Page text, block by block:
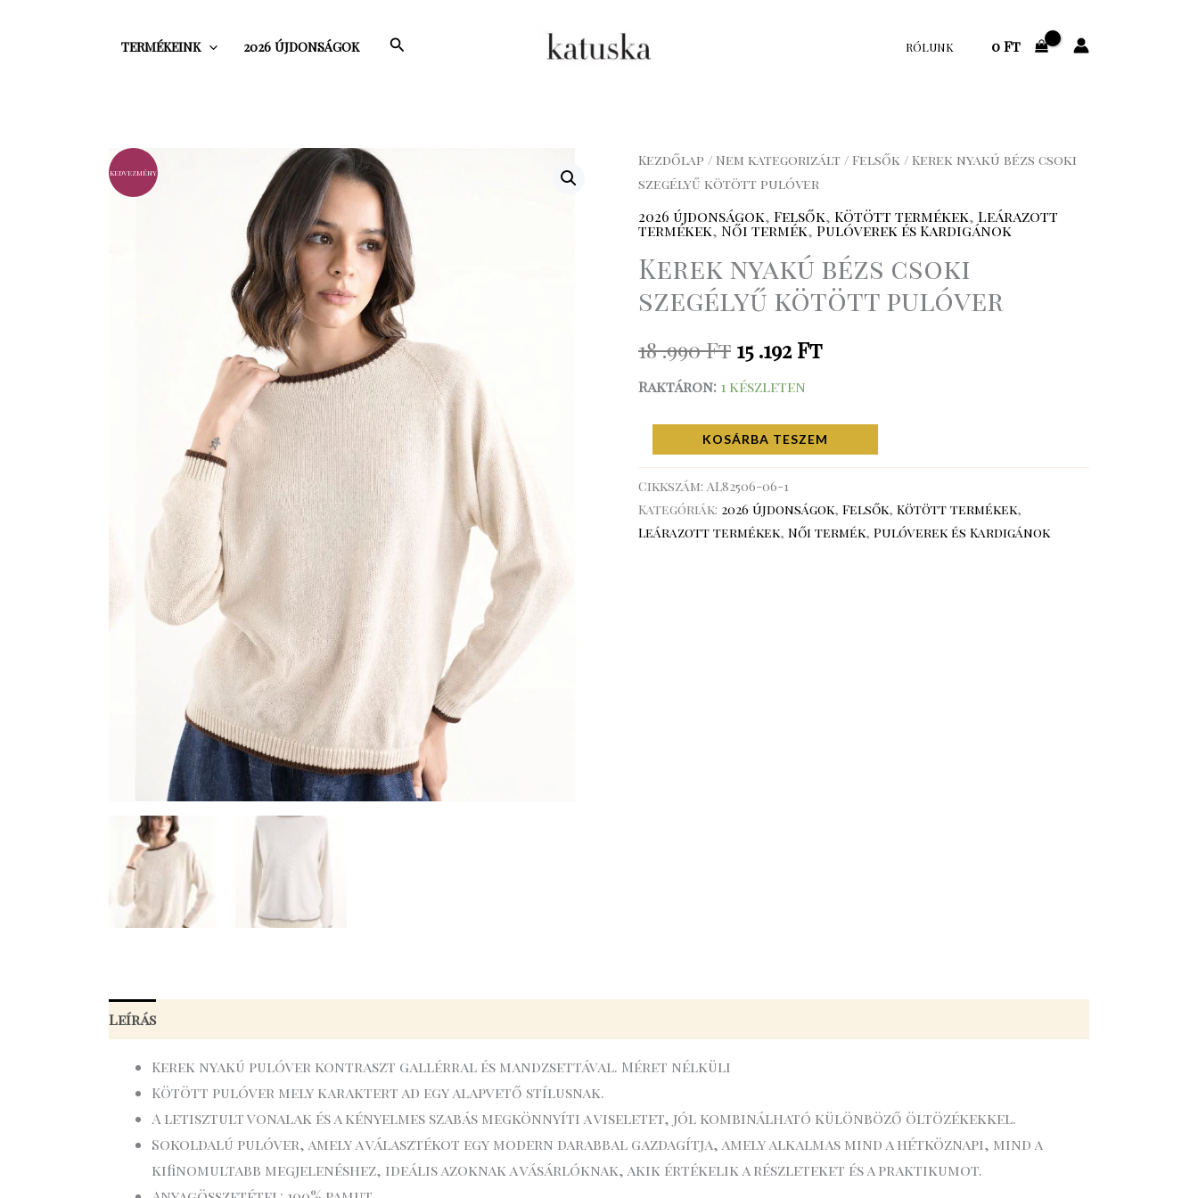
TERMÉKEINK 2026 ÚJDONSÁGOK Search RÓLUNK 0Ft
kedvezmény
Kezdőlap / Nem kategorizált / Felsők / Kerek nyakú bézs csoki
szegélyű kötött pulóver
2026 újdonságok, Felsők, Kötött termékek, Leárazott
termékek, Női termék, Pulóverek és Kardigánok
Kerek nyakú bézs csoki
szegélyű kötött pulóver
18 .990Ft
Original
price
was:
18
15 .192 Ft
Current
price
is:
15
Raktáron: 1 készleten
Kerek
nyakú
bézs
csoki
szegélyű
pulóver
mennyiség
KOSÁRBA TESZEM
Cikkszám: AL82506-06-1
Kategóriák: 2026 újdonságok, Felsők, Kötött termékek,
Leárazott termékek, Női termék, Pulóverek és Kardigánok
Leírás
Kerek nyakú pulóver kontraszt gallérral és mandzsettával. Méret nélküli
Kötött pulóver mely karaktert ad egy alapvető stílusnak.
A letisztult vonalak és a kényelmes szabás megkönnyíti a viseletet, jól kombinálható különböző öltözékekkel.
Sokoldalú pulóver, amely a választékot egy modern darabbal gazdagítja, amely alkalmas mind a hétköznapi, mind a
kifinomultabb megjelenéshez, ideális azoknak a vásárlóknak, akik értékelik a részleteket és a praktikumot.